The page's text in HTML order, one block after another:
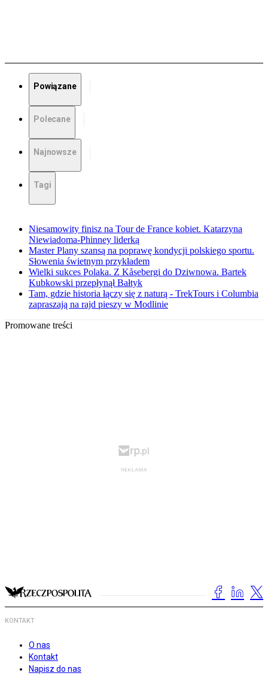
Powiązane
Polecane
Najnowsze
Tagi
Niesamowity finisz na Tour de France kobiet. Katarzyna
Niewiadoma-Phinney liderką
Master Plany szansą na poprawę kondycji polskiego sportu.
Słowenia świetnym przykładem
Wielki sukces Polaka. Z Kåsebergi do Dziwnowa. Bartek
Kubkowski przepłynął Bałtyk
Tam, gdzie historia łączy się z naturą - TrekTours i Columbia
zapraszają na rajd pieszy w Modlinie
Promowane treści
KONTAKT
O nas
Kontakt
Napisz do nas